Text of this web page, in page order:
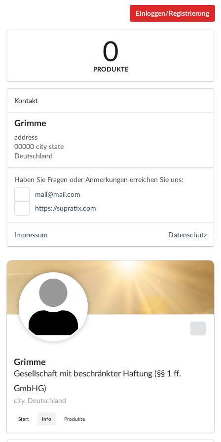
Einloggen/Registrierung
Grimme
Gesellschaft mit beschränkter Haftung (§§ 1 ff.
GmbHG)
city, Deutschland
Start Info Produkte
0
PRODUKTE
Kontakt
Grimme
address
00000 city state
Deutschland
Haben Sie Fragen oder Anmerkungen erreichen Sie uns:
mail@mail.com
https://supratix.com
Datenschutz
Impressum